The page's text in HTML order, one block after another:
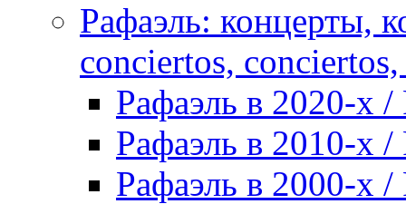
Рафаэль: концерты,
conciertos,
Рафаэль в 2020-х /
Рафаэль в 2010-х /
Рафаэль в 2000-х /